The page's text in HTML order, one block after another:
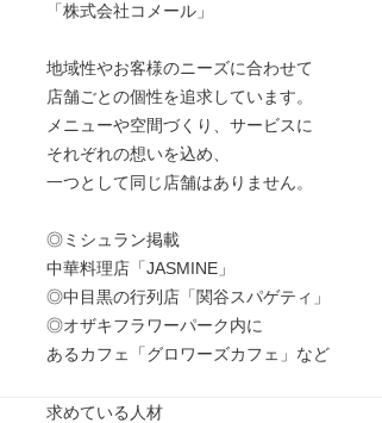
「株式会社コメール」
地域性やお客様のニーズに合わせて
店舗ごとの個性を追求しています。
メニューや空間づくり、サービスに
それぞれの想いを込め、
一つとして同じ店舗はありません。
◎ミシュラン掲載
中華料理店「JASMINE」
◎中目黒の行列店「関谷スパゲティ」
◎オザキフラワーパーク内に
あるカフェ「グロワーズカフェ」など
求めている人材